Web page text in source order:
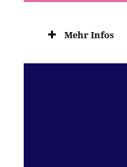
Mehr Infos